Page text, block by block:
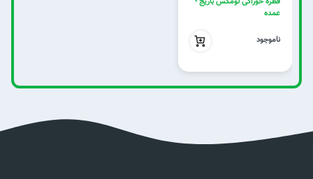
عمده
ناموجود